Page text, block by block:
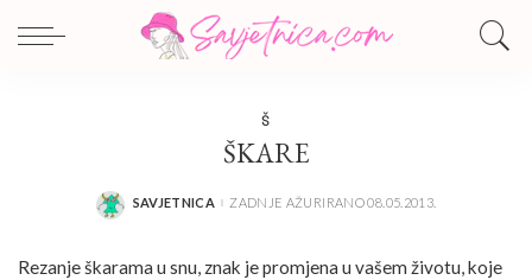
Š
ŠKARE
POSTED
SAVJETNICA ZADNJE AŽURIRANO 08.05.2013.
Rezanje škarama u snu, znak je promjena u vašem životu, koje